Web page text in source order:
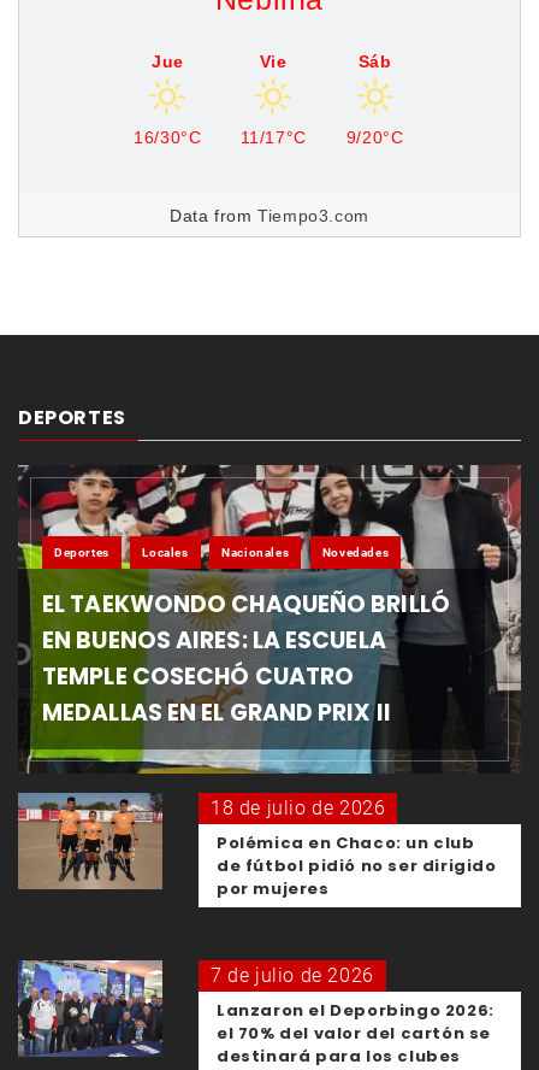
Jue
16/30°C
Vie
11/17°C
Sáb
9/20°C
Data fromTiempo3.com
DEPORTES
Deportes Locales Nacionales Novedades
EL TAEKWONDO CHAQUEÑO BRILLÓ
EN BUENOS AIRES: LA ESCUELA
TEMPLE COSECHÓ CUATRO
MEDALLAS EN EL GRAND PRIX II
18 de julio de 2026
Polémica en Chaco: un club
de fútbol pidió no ser dirigido
por mujeres
7 de julio de 2026
Lanzaron el Deporbingo 2026:
el 70% del valor del cartón se
destinará para los clubes